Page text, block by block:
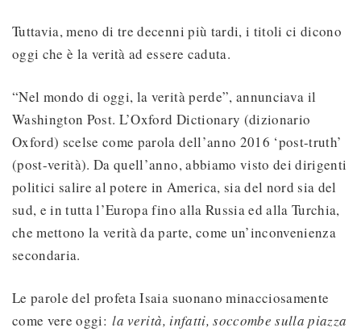
Tuttavia, meno di tre decenni più tardi, i titoli ci dicono
oggi che è la verità ad essere caduta.
“Nel mondo di oggi, la verità perde”, annunciava il
Washington Post. L’Oxford Dictionary (dizionario
Oxford) scelse come parola dell’anno 2016 ‘post-truth’
(post-verità). Da quell’anno, abbiamo visto dei dirigenti
politici salire al potere in America, sia del nord sia del
sud, e in tutta l’Europa fino alla Russia ed alla Turchia,
che mettono la verità da parte, come un’inconvenienza
secondaria.
Le parole del profeta Isaia suonano minacciosamente
come vere oggi:la verità, infatti, soccombe sulla piazza